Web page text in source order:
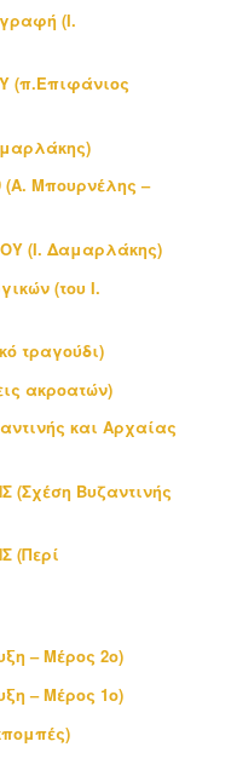
(Ι.
(π.Επιφάνιος
Μπουρνέλης –
(Ι. Δαμαρλάκης)
(του Ι.
τραγούδι)
ακροατών)
και Αρχαίας
Βυζαντινής
(Περί
– Μέρος 2ο)
– Μέρος 1ο)